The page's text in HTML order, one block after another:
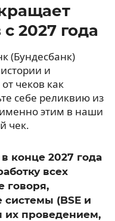
2027 года
(Бундесбанк)
и
чеков как
себе реликвию из
этим в наши
чек.
конце 2027 года
всех
говоря,
(BSE и
их проведением,